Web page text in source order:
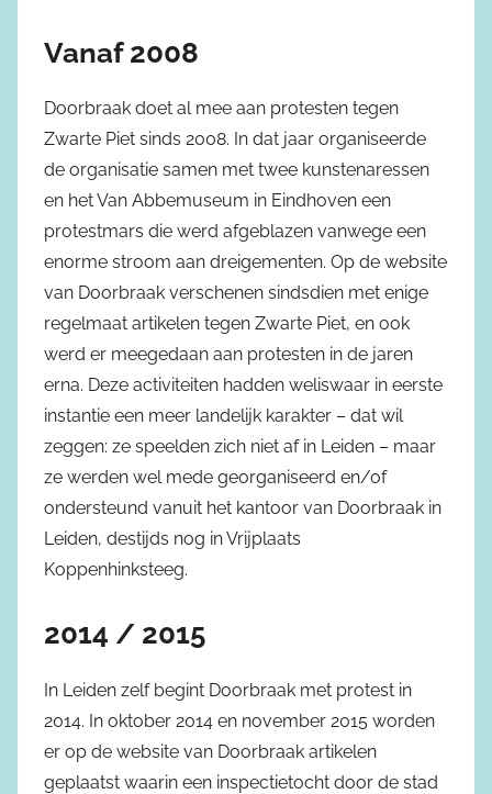
Vanaf 2008
Doorbraak doet al mee aan protesten tegen
Zwarte Piet sinds 2008. In dat jaar organiseerde
de organisatie samen met twee kunstenaressen
en het Van Abbemuseum in Eindhoven een
protestmars die werd afgeblazen vanwege een
enorme stroom aan dreigementen. Op de website
van Doorbraak verschenen sindsdien met enige
regelmaat artikelen tegen Zwarte Piet, en ook
werd er meegedaan aan protesten in de jaren
erna. Deze activiteiten hadden weliswaar in eerste
instantie een meer landelijk karakter – dat wil
zeggen: ze speelden zich niet af in Leiden – maar
ze werden wel mede georganiseerd en/of
ondersteund vanuit het kantoor van Doorbraak in
Leiden, destijds nog in Vrijplaats
Koppenhinksteeg.
2014 / 2015
In Leiden zelf begint Doorbraak met protest in
2014. In oktober 2014 en november 2015 worden
er op de website van Doorbraak artikelen
geplaatst waarin een inspectietocht door de stad